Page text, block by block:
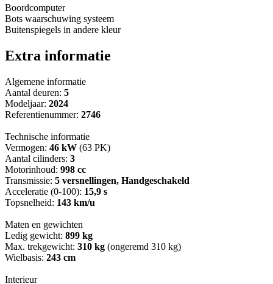
Boordcomputer
Bots waarschuwing systeem
Buitenspiegels in andere kleur
Extra informatie
Algemene informatie
Aantal deuren: 5
Modeljaar: 2024
Referentienummer: 2746
Technische informatie
Vermogen: 46 kW (63 PK)
Aantal cilinders: 3
Motorinhoud: 998 cc
Transmissie: 5 versnellingen, Handgeschakeld
Acceleratie (0-100): 15,9 s
Topsnelheid: 143 km/u
Maten en gewichten
Ledig gewicht: 899 kg
Max. trekgewicht: 310 kg (ongeremd 310 kg)
Wielbasis: 243 cm
Interieur